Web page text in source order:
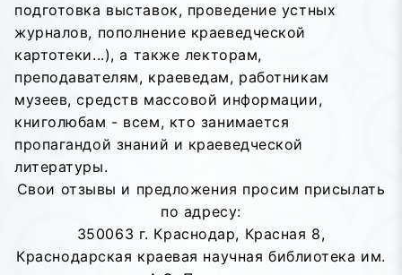
подготовка выставок, проведение устных
журналов, пополнение краеведческой
картотеки...), а также лекторам,
преподавателям, краеведам, работникам
музеев, средств массовой информации,
книголюбам - всем, кто занимается
пропагандой знаний и краеведческой
литературы.
Свои отзывы и предложения просим присылать
по адресу:
350063 г. Краснодар, Красная 8,
Краснодарская краевая научная библиотека им.